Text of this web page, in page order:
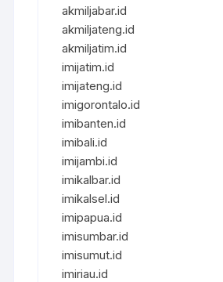
akmiljabar.id
akmiljateng.id
akmiljatim.id
imijatim.id
imijateng.id
imigorontalo.id
imibanten.id
imibali.id
imijambi.id
imikalbar.id
imikalsel.id
imipapua.id
imisumbar.id
imisumut.id
imiriau.id